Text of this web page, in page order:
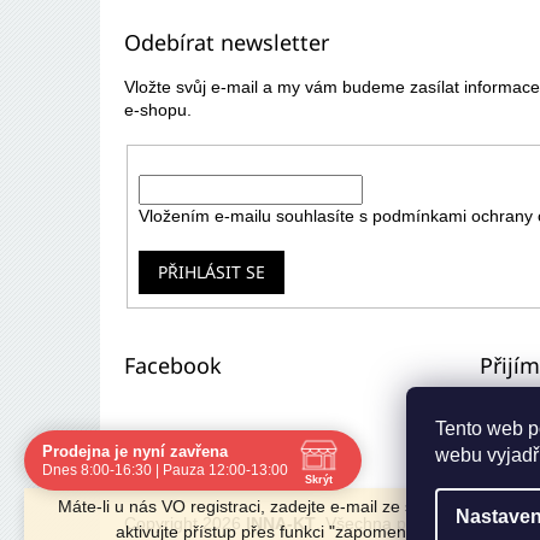
Tento web
webu
Máte-li u nás VO registraci, zadejte e-mail ze starého e-shopu
aktivujte přístup přes funkci "zapomenuté heslo".
Odebírat newsletter
Vložte svůj e-mail a my vám budeme zasílat
e-shopu.
Vložením e-mailu souhlasíte s podmínkami ochrany
PŘIHLÁSIT SE
Facebook
Copyright 2026 INNA-KT . Všechna práva vyhrazena.
Prodejna je nyní zavřena
Dnes 8:00-16:30 | Pauza 12:00-13:00
Skrýt
Navštivte nás osobně
Čas Pauza
8:00 - 16:30
12:00 - 13:00